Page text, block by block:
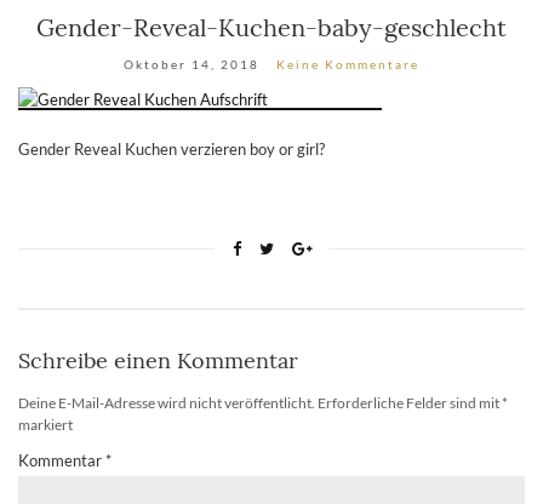
Gender-Reveal-Kuchen-baby-geschlecht
Oktober 14, 2018 Keine Kommentare
Gender Reveal Kuchen verzieren boy or girl?
Schreibe einen Kommentar
Deine E-Mail-Adresse wird nicht veröffentlicht. Erforderliche Felder sind mit *
markiert
Kommentar *